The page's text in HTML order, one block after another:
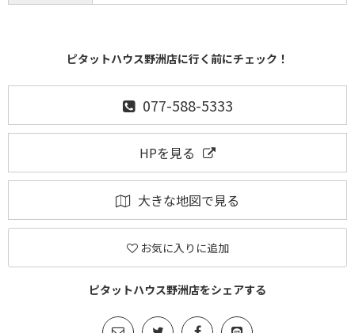
ピタットハウス野洲店に行く前にチェック！
077-588-5333
HPを見る
大きな地図で見る
お気に入りに追加
ピタットハウス野洲店をシェアする